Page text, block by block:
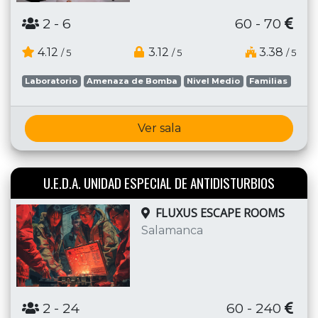
2 - 6 60 - 70
4.12 / 5 3.12 / 5 3.38 / 5
Laboratorio Amenaza de Bomba Nivel Medio Familias
Ver sala
U.E.D.A. UNIDAD ESPECIAL DE ANTIDISTURBIOS
FLUXUS ESCAPE ROOMS
Salamanca
2 - 24 60 - 240